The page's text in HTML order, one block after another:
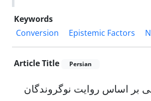
Keywords
Conversion
Epistemic Factors
Article Title Persian
بر اساس روایت نوگروندگان